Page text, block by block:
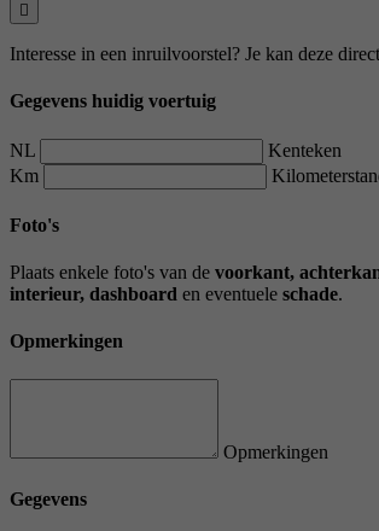
Interesse in een inruilvoorstel? Je kan deze
Gegevens huidig voertuig
NL
Kenteken
Km
Foto's
Plaats enkele foto's van de voorkant,
interieur, dashboard en eventuele schade.
Opmerkingen
Opmerkingen
Gegevens